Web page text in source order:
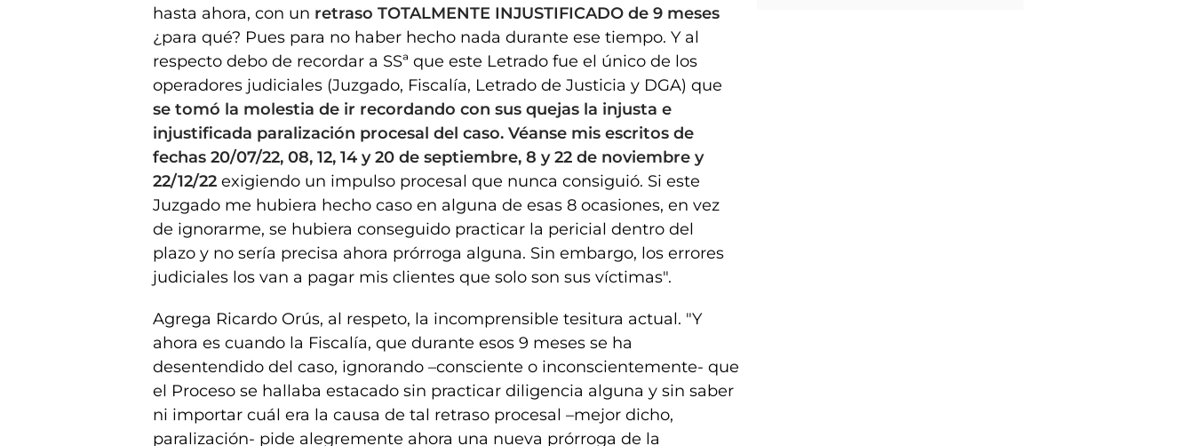
hasta ahora, con un retraso TOTALMENTE INJUSTIFICADO de 9 meses
¿para qué? Pues para no haber hecho nada durante ese tiempo. Y al
respecto debo de recordar a SSª que este Letrado fue el único de los
operadores judiciales (Juzgado, Fiscalía, Letrado de Justicia y DGA) que
se tomó la molestia de ir recordando con sus quejas la injusta e
injustificada paralización procesal del caso. Véanse mis escritos de
fechas 20/07/22, 08, 12, 14 y 20 de septiembre, 8 y 22 de noviembre y
22/12/22 exigiendo un impulso procesal que nunca consiguió. Si este
Juzgado me hubiera hecho caso en alguna de esas 8 ocasiones, en vez
de ignorarme, se hubiera conseguido practicar la pericial dentro del
plazo y no sería precisa ahora prórroga alguna. Sin embargo, los errores
judiciales los van a pagar mis clientes que solo son sus víctimas".
Agrega Ricardo Orús, al respeto, la incomprensible tesitura actual. "Y
ahora es cuando la Fiscalía, que durante esos 9 meses se ha
desentendido del caso, ignorando –consciente o inconscientemente- que
el Proceso se hallaba estacado sin practicar diligencia alguna y sin saber
ni importar cuál era la causa de tal retraso procesal –mejor dicho,
paralización- pide alegremente ahora una nueva prórroga de la